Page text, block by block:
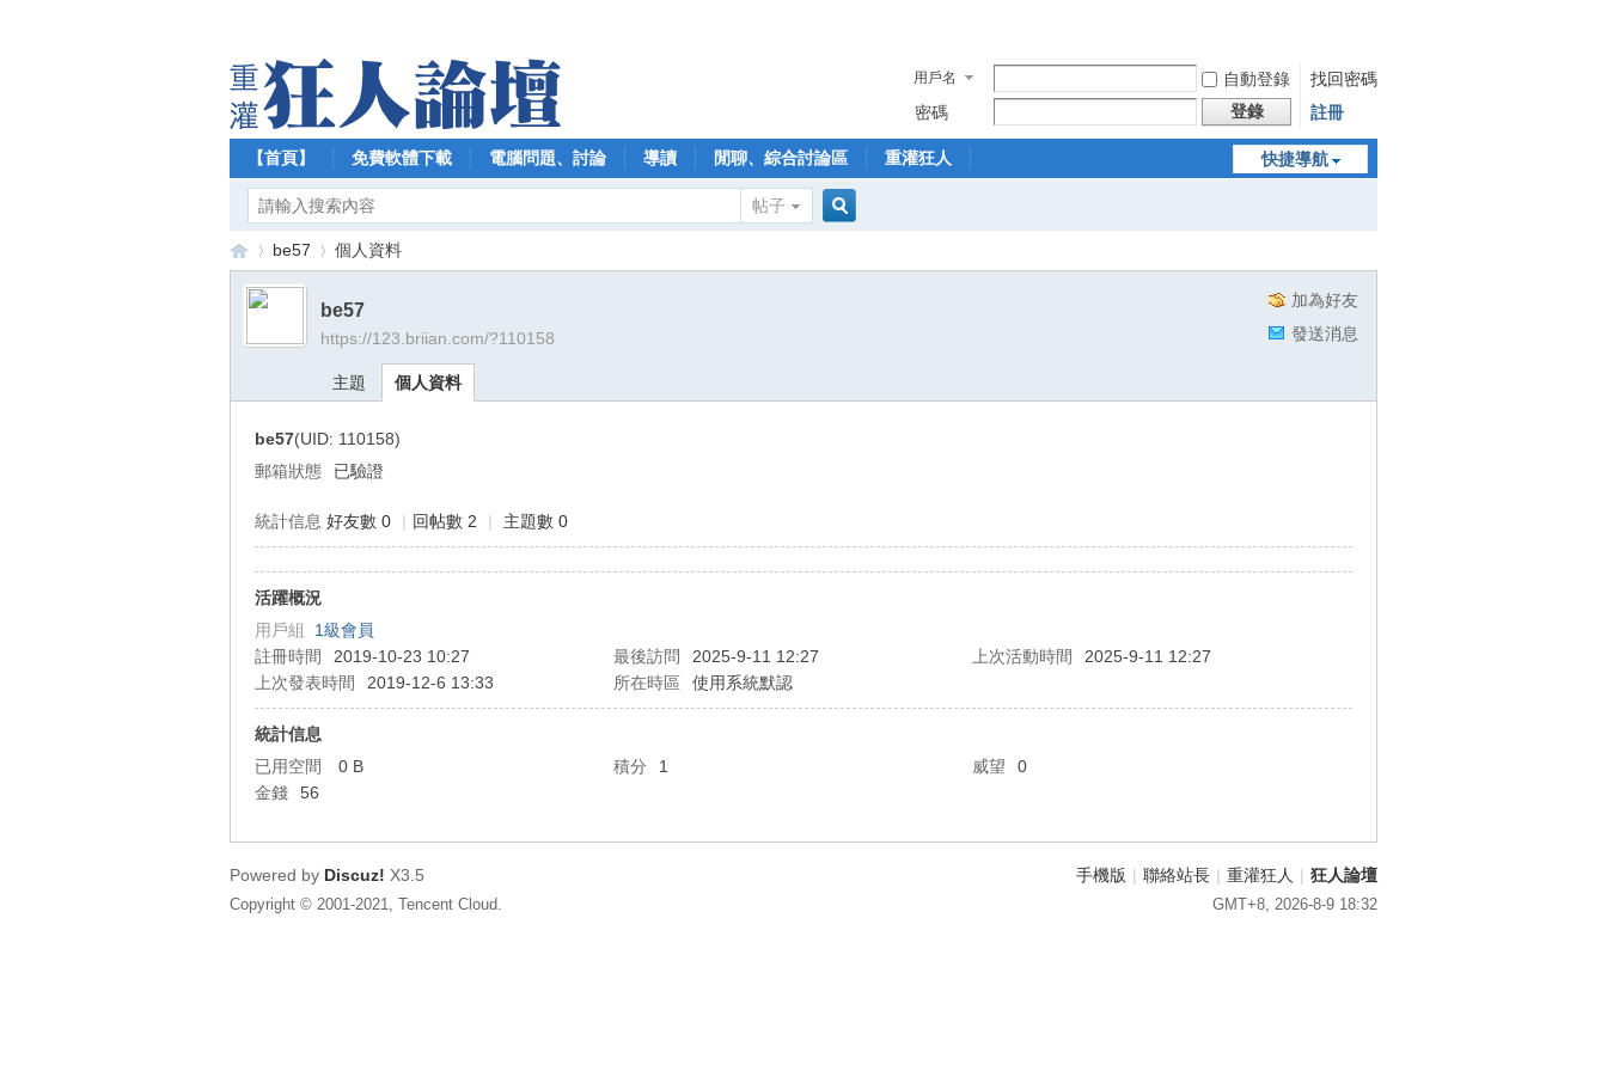
用戶名 自動登錄
找回密碼
密碼
登錄 註冊
快捷導航
【首頁】 免費軟體下載 電腦問題、討論 導讀 閒聊、綜合討論區 重灌狂人
帖子
›
be57 個人資料
加為好友
發送消息
be57
https://123.briian.com/?110158
主題 個人資料
be57(UID: 110158)
郵箱狀態
已驗證
統計信息 好友數 0 | 回帖數 2 | 主題數 0
活躍概況
用戶組 1級會員
註冊時間
2019-10-23 10:27 最後訪問 2025-9-11 12:27 上次活動時間
2025-9-11 12:27
上次發表時間
2019-12-6 13:33 所在時區 使用系統默認
統計信息
已用空間
0 B 積分 1 威望
0
金錢
56
手機版 | 聯絡站長 | 重灌狂人 | 狂人論壇
GMT+8, 2026-8-9 18:32
Powered by Discuz! X3.5
Copyright © 2001-2021, Tencent Cloud.